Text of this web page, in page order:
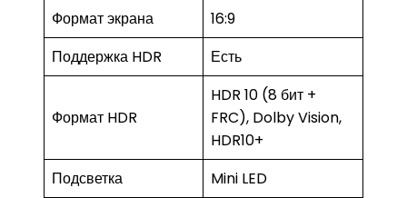
Формат экрана
16:9
Поддержка HDR
Есть
Формат HDR
HDR 10 (8 бит +
FRC), Dolby Vision,
HDR10+
Подсветка
Mini LED